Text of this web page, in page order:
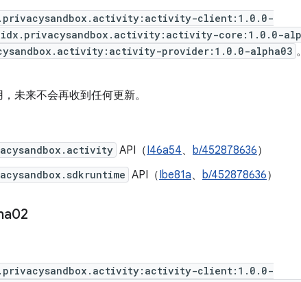
client:1.0.0-
core:1.0.0-
provider:1.0.0-alpha03
未来不会再收到任何更新。
API（I46a54、 b/452878636）
API（Ibe81a、 b/452878636）
client:1.0.0-